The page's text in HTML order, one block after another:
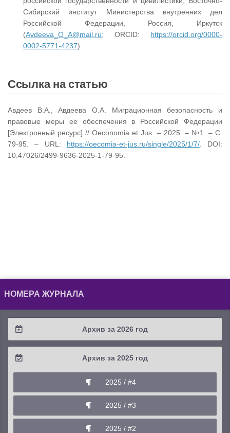
Сибирский институт Министерства внутренних дел
Российской Федерации, Россия, Иркутск
(Avdeeva_O_A@mail.ru; ORCID: https://orcid.org/0000-
0002-5771-4237)
Ссылка на статью
Авдеев В.А., Авдеева О.А. Миграционная безопасность и
правовые меры ее обеспечения в Российской Федерации
[Электронный ресурс] // Oeconomia et Jus. – 2025. – №1. – С.
79-95. – URL: https://oecomia-et-jus.ru/single/2025/1/7/. DOI:
10.47026/2499-9636-2025-1-79-95.
НОМЕРА ЖУРНАЛА
Архив за 2026 год
2026 / #2
2026 / #1
Архив за 2025 год
2025 / #4
2025 / #3
2025 / #2